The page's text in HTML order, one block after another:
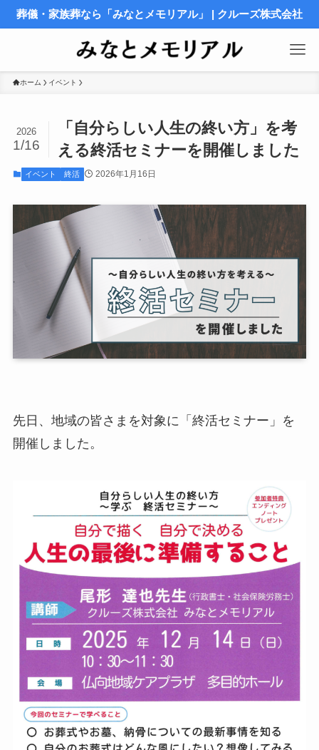
葬儀・家族葬なら「みなとメモリアル」 | クルーズ株式会社
ホーム イベント
「自分らしい人生の終い方」を考
える終活セミナーを開催しました
2026
1/16
イベント 終活 2026年1月16日
先日、地域の皆さまを対象に「終活セミナー」を
開催しました。